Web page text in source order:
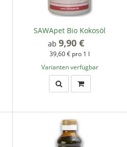
SAWApet Bio Kokosöl
ab 9,90 €
39,60 € pro 1 l
Varianten verfügbar